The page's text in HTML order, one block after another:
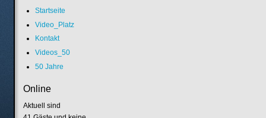
Startseite
Video_Platz
Kontakt
Videos_50
50 Jahre
Online
Aktuell sind